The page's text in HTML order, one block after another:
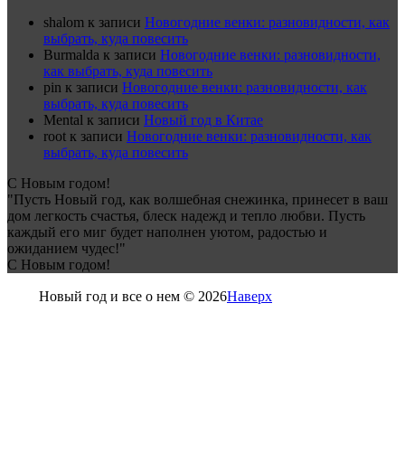
shalom к записи Новогодние венки: разновидности, как
выбрать, куда повесить
Burmalda к записи Новогодние венки: разновидности,
как выбрать, куда повесить
pin к записи Новогодние венки: разновидности, как
выбрать, куда повесить
Mental к записи Новый год в Китае
root к записи Новогодние венки: разновидности, как
выбрать, куда повесить
С Новым годом!
"Пусть Новый год, как волшебная снежинка, принесет в ваш
дом легкость счастья, блеск надежд и тепло любви. Пусть
каждый его миг будет наполнен уютом, радостью и
ожиданием чудес!"
С Новым годом!
Новый год и все о нем © 2026Наверх